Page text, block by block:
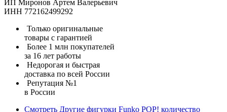
ИП Миронов Артем Валерьевич
ИНН 772162499292
Только оригинальные
товары с гарантией
Более 1 млн покупателей
за 16 лет работы
Недорогая и быстрая
доставка по всей России
Репутация №1
в России
Смотреть Другие фигурки Funko POP! количество